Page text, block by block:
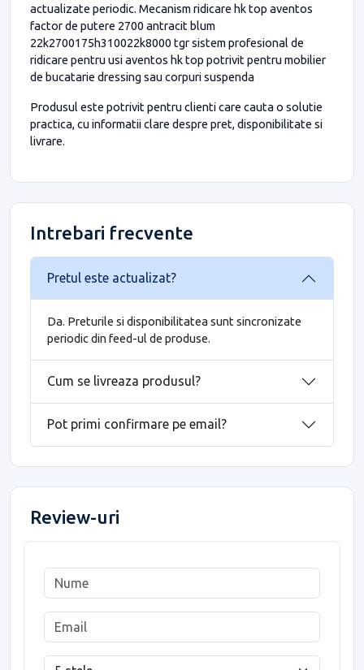
actualizate periodic. Mecanism ridicare hk top aventos
factor de putere 2700 antracit blum
22k2700175h310022k8000 tgr sistem profesional de
ridicare pentru usi aventos hk top potrivit pentru mobilier
de bucatarie dressing sau corpuri suspenda
Produsul este potrivit pentru clienti care cauta o solutie
practica, cu informatii clare despre pret, disponibilitate si
livrare.
Intrebari frecvente
Pretul este actualizat?
Da. Preturile si disponibilitatea sunt sincronizate
periodic din feed-ul de produse.
Cum se livreaza produsul?
Pot primi confirmare pe email?
Review-uri